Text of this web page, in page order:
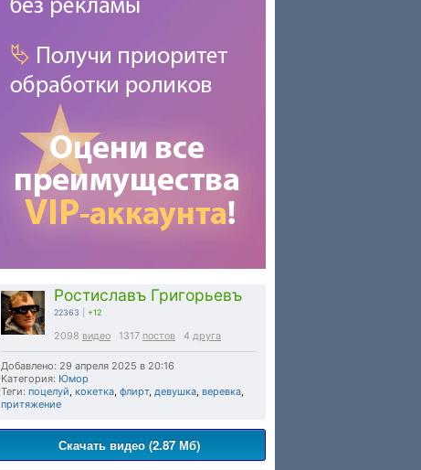
Ростиславъ Григорьевъ
22363 +12
2098 видео 1317 постов 4 друга
Добавлено: 29 апреля 2025 в 20:16
Категория: Юмор
Теги: поцелуй, кокетка, флирт, девушка, веревка,
притяжение
Скачать видео (2.87 Мб)